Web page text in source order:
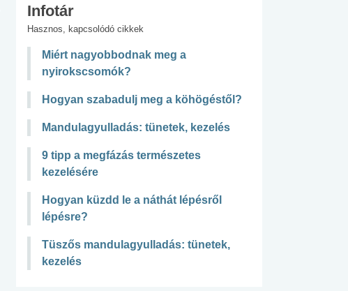
Infotár
Hasznos, kapcsolódó cikkek
Miért nagyobbodnak meg a
nyirokscsomók?
Hogyan szabadulj meg a köhögéstől?
Mandulagyulladás: tünetek, kezelés
9 tipp a megfázás természetes
kezelésére
Hogyan küzdd le a náthát lépésről
lépésre?
Tüszős mandulagyulladás: tünetek,
kezelés